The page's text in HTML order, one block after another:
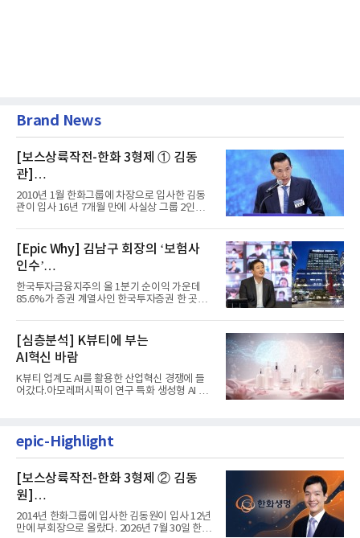
Brand News
[보스상륙작전-한화 3형제 ① 김동
관]
입사 16년 만에 수석부회장 … 경영승
계 ‘초읽기’
2010년 1월 한화그룹에 차장으로 입사한 김동
관이 입사 16년 7개월 만에 사실상 그룹 2인자
[Epic Why] 김남구 회장의 ‘보험사
인수’
발걸음이 신중해진 배경은?
한국투자금융지주의 올 1분기 순이익 가운데
85.6%가 증권 계열사인 한국투자증권 한 곳에
[심층분석] K뷰티에 부는
AI혁신 바람
K뷰티 업계도 AI를 활용한 산업혁신 경쟁에 들
어갔다.아모레퍼시픽이 연구 특화 생성형 AI 플
epic-Highlight
[보스상륙작전-한화 3형제 ② 김동
원]
입사 12년 만에 금융계열 수장 등극
2014년 한화그룹에 입사한 김동원이 입사 12년
만에 부회장으로 올랐다. 2026년 7월 30일 한화